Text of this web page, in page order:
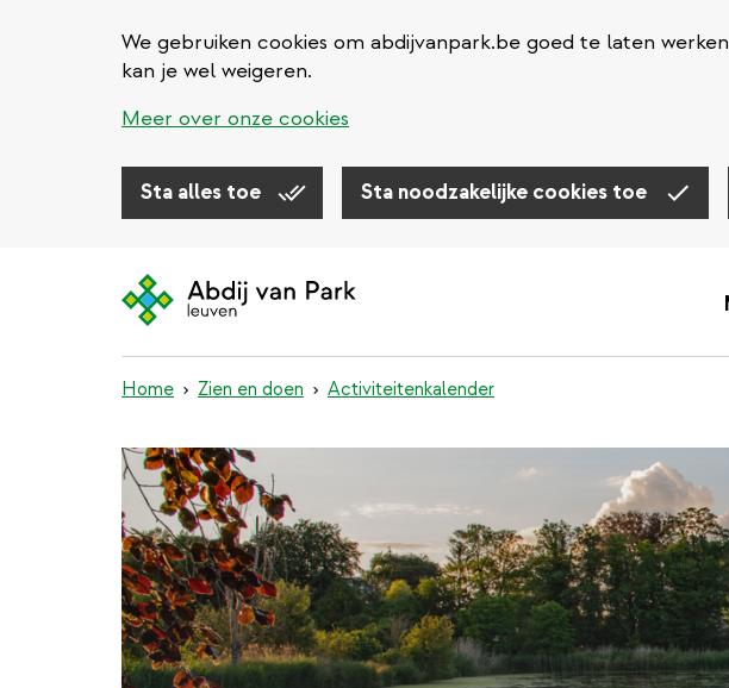
We gebruiken cookies om abdijvanpark.be goed te laten
kan je wel weigeren.
Meer over onze cookies
Sta alles toe Sta noodzakelijke cookies toe
Home Zien en doen Activiteitenkalender